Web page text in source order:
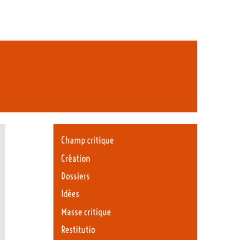
Champ critique
Création
Dossiers
Idées
Masse critique
Restitutio